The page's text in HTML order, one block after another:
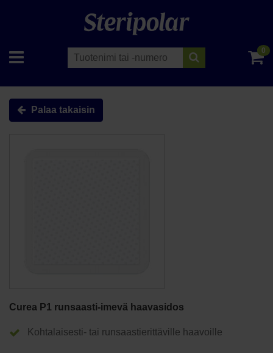
0
Palaa takaisin
Curea P1 runsaasti-imevä haavasidos
Kohtalaisesti- tai runsaastierittäville haavoille